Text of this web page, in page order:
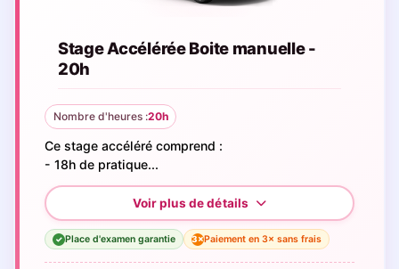
Stage Accélérée Boite manuelle -
20h
Nombre d'heures :20h
Ce stage accéléré comprend :
- 18h de pratique...
✓ Place d'examen garantie 3×Paiement en 3× sans frais